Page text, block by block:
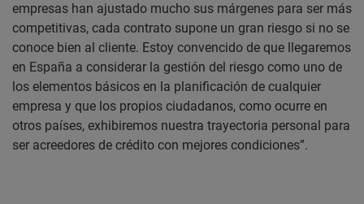
empresas han ajustado mucho sus márgenes para ser más
competitivas, cada contrato supone un gran riesgo si no se
conoce bien al cliente. Estoy convencido de que llegaremos
en España a considerar la gestión del riesgo como uno de
los elementos básicos en la planificación de cualquier
empresa y que los propios ciudadanos, como ocurre en
otros países, exhibiremos nuestra trayectoria personal para
ser acreedores de crédito con mejores condiciones”.